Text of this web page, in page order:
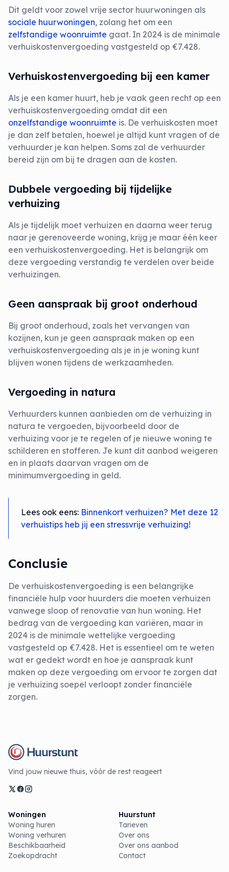
Dit geldt voor zowel vrije sector huurwoningen als
sociale huurwoningen, zolang het om een
zelfstandige woonruimte gaat. In 2024 is de minimale
verhuiskostenvergoeding vastgesteld op €7.428​​.
Verhuiskostenvergoeding bij een kamer
Als je een kamer huurt, heb je vaak geen recht op een
verhuiskostenvergoeding omdat dit een
onzelfstandige woonruimte is. De verhuiskosten moet
je dan zelf betalen, hoewel je altijd kunt vragen of de
verhuurder je kan helpen. Soms zal de verhuurder
bereid zijn om bij te dragen aan de kosten.
Dubbele vergoeding bij tijdelijke
verhuizing
Als je tijdelijk moet verhuizen en daarna weer terug
naar je gerenoveerde woning, krijg je maar één keer
een verhuiskostenvergoeding. Het is belangrijk om
deze vergoeding verstandig te verdelen over beide
verhuizingen​.
Geen aanspraak bij groot onderhoud
Bij groot onderhoud, zoals het vervangen van
kozijnen, kun je geen aanspraak maken op een
verhuiskostenvergoeding als je in je woning kunt
blijven wonen tijdens de werkzaamheden.
Vergoeding in natura
Verhuurders kunnen aanbieden om de verhuizing in
natura te vergoeden, bijvoorbeeld door de
verhuizing voor je te regelen of je nieuwe woning te
schilderen en stofferen. Je kunt dit aanbod weigeren
en in plaats daarvan vragen om de
minimumvergoeding in geld.
Lees ook eens: Binnenkort verhuizen? Met deze 12
verhuistips heb jij een stressvrije verhuizing!
Conclusie
De verhuiskostenvergoeding is een belangrijke
financiële hulp voor huurders die moeten verhuizen
vanwege sloop of renovatie van hun woning. Het
bedrag van de vergoeding kan variëren, maar in
2024 is de minimale wettelijke vergoeding
vastgesteld op €7.428. Het is essentieel om te weten
wat er gedekt wordt en hoe je aanspraak kunt
maken op deze vergoeding om ervoor te zorgen dat
je verhuizing soepel verloopt zonder financiële
zorgen.
Vind jouw nieuwe thuis, vóór de rest reageert
Woningen
Woning huren
Woning verhuren
Beschikbaarheid
Zoekopdracht
Huurstunt
Tarieven
Over ons
Over ons aanbod
Contact